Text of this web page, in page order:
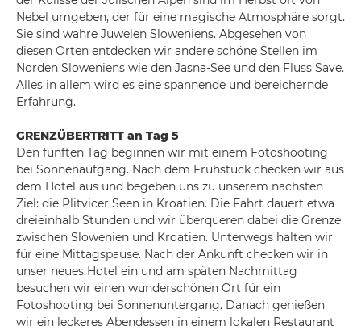
Nebel umgeben, der für eine magische Atmosphäre sorgt.
Sie sind wahre Juwelen Sloweniens. Abgesehen von
diesen Orten entdecken wir andere schöne Stellen im
Norden Sloweniens wie den Jasna-See und den Fluss Save.
Alles in allem wird es eine spannende und bereichernde
Erfahrung.
GRENZÜBERTRITT an Tag 5
Den fünften Tag beginnen wir mit einem Fotoshooting
bei Sonnenaufgang. Nach dem Frühstück checken wir aus
dem Hotel aus und begeben uns zu unserem nächsten
Ziel: die Plitvicer Seen in Kroatien. Die Fahrt dauert etwa
dreieinhalb Stunden und wir überqueren dabei die Grenze
zwischen Slowenien und Kroatien. Unterwegs halten wir
für eine Mittagspause. Nach der Ankunft checken wir in
unser neues Hotel ein und am späten Nachmittag
besuchen wir einen wunderschönen Ort für ein
Fotoshooting bei Sonnenuntergang. Danach genießen
wir ein leckeres Abendessen in einem lokalen Restaurant